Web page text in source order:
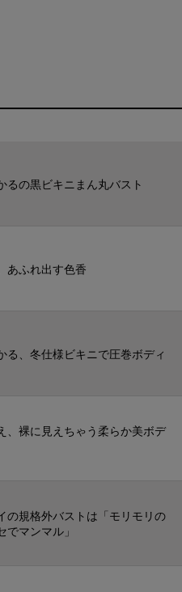
るの黒ビキニまん丸バスト
あふれ出す色香
る、冬仕様ビキニで圧巻ボディ
、裸に見えちゃう柔らか美ボデ
の規格外バストは「モリモリの
でマンマル」